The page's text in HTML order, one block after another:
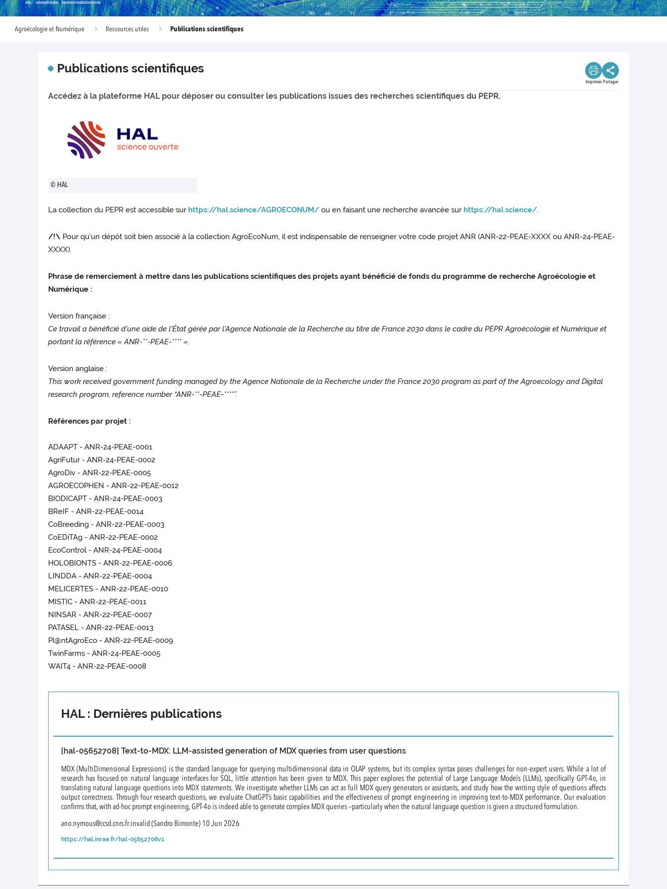
Agroécologie et Numérique Ressources utiles Publications scientifiques
Publications scientifiques
Imprimer Partager
Accédez à la plateforme HAL pour déposer ou consulter les publications issues des recherches scientifiques du PEPR.
© HAL
La collection du PEPR est accessible sur https://hal.science/AGROECONUM/ ou en faisant une recherche avancée sur https://hal.science/.
/!\ Pour qu'un dépôt soit bien associé à la collection AgroEcoNum, il est indispensable de renseigner votre code projet ANR (ANR-22-PEAE-XXXX ou ANR-24-PEAE-
XXXX).
Phrase de remerciement à mettre dans les publications scientifiques des projets ayant bénéficié de fonds du programme de recherche Agroécologie et
Numérique :
Version française :
Ce travail a bénéficié d'une aide de l'État gérée par l'Agence Nationale de la Recherche au titre de France 2030 dans le cadre du PEPR Agroécologie et Numérique et
portant la référence « ANR-**-PEAE-**** ».
Version anglaise :
This work received government funding managed by the Agence Nationale de la Recherche under the France 2030 program as part of the Agroecology and Digital
research program, reference number “ANR-**-PEAE-****”.
Références par projet :
ADAAPT - ANR-24-PEAE-0001
AgriFutur - ANR-24-PEAE-0002
AgroDiv - ANR-22-PEAE-0005
AGROECOPHEN - ANR-22-PEAE-0012
BIODICAPT - ANR-24-PEAE-0003
BReIF - ANR-22-PEAE-0014
CoBreeding - ANR-22-PEAE-0003
CoEDiTAg - ANR-22-PEAE-0002
EcoControl - ANR-24-PEAE-0004
HOLOBIONTS - ANR-22-PEAE-0006
LINDDA - ANR-22-PEAE-0004
MELICERTES - ANR-22-PEAE-0010
MISTIC - ANR-22-PEAE-0011
NINSAR - ANR-22-PEAE-0007
PATASEL - ANR-22-PEAE-0013
Pl@ntAgroEco - ANR-22-PEAE-0009
TwinFarms - ANR-24-PEAE-0005
WAIT4 - ANR-22-PEAE-0008
HAL : Dernières publications
[hal-05652708] Text-to-MDX: LLM-assisted generation of MDX queries from user questions
MDX (MultiDimensional Expressions) is the standard language for querying multidimensional data in OLAP systems, but its complex syntax poses challenges for non-expert users. While a lot of
research has focused on natural language interfaces for SQL, little attention has been given to MDX. This paper explores the potential of Large Language Models (LLMs), specifically GPT-4o, in
translating natural language questions into MDX statements. We investigate whether LLMs can act as full MDX query generators or assistants, and study how the writing style of questions affects
output correctness. Through four research questions, we evaluate ChatGPT’s basic capabilities and the effectiveness of prompt engineering in improving text-to-MDX performance. Our evaluation
confirms that, with ad-hoc prompt engineering, GPT-4o is indeed able to generate complex MDX queries —particularly when the natural language question is given a structured formulation.
ano.nymous@ccsd.cnrs.fr.invalid (Sandro Bimonte) 10 Jun 2026
https://hal.inrae.fr/hal-05652708v1
[hal-05700684] Quantification of group and individual behavioural responses to a nutritional challenge in dairy goats